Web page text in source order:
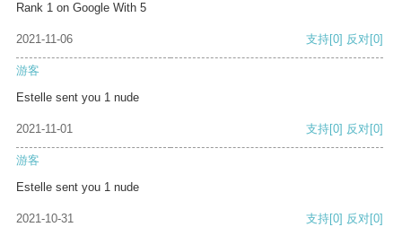
Rank 1 on Google With 5
2021-11-06 支持[0] 反对[0]
游客
Estelle sent you 1 nude
2021-11-01 支持[0] 反对[0]
游客
Estelle sent you 1 nude
2021-10-31 支持[0] 反对[0]